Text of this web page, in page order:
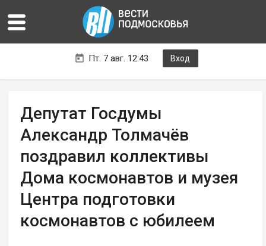
Пт. 7 авг. 12:43 Вход
Депутат Госдумы
Александр Толмачёв
поздравил коллективы
Дома космонавтов и музея
Центра подготовки
космонавтов с юбилеем